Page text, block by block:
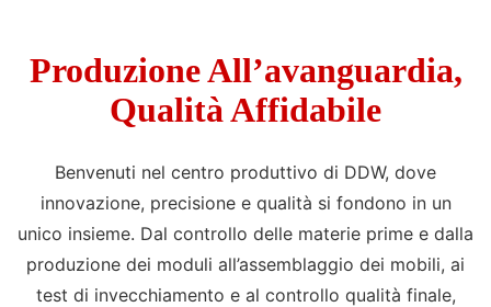
Produzione All’avanguardia,
Qualità Affidabile
Benvenuti nel centro produttivo di DDW, dove
innovazione, precisione e qualità si fondono in un
unico insieme. Dal controllo delle materie prime e dalla
produzione dei moduli all’assemblaggio dei mobili, ai
test di invecchiamento e al controllo qualità finale,